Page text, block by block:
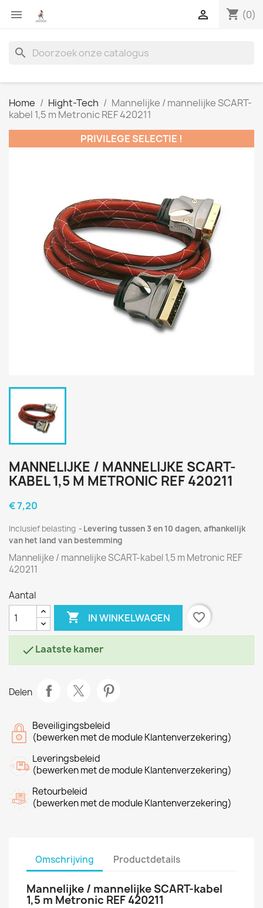
 shopping_cart (0)

search
Home Hight-Tech
Mannelijke / mannelijke SCART-
kabel 1,5 m Metronic REF 420211
PRIVILEGE SELECTIE !
MANNELIJKE / MANNELIJKE SCART-
KABEL 1,5 M METRONIC REF 420211
€ 7,20
Inclusief belasting
Levering tussen 3 en 10 dagen, afhankelijk
van het land van bestemming
Mannelijke / mannelijke SCART-kabel 1,5 m Metronic REF
420211
Aantal
 IN WINKELWAGEN favorite_border
Laatste kamer
Delen
Beveiligingsbeleid
(bewerken met de module Klantenverzekering)
Leveringsbeleid
(bewerken met de module Klantenverzekering)
Retourbeleid
(bewerken met de module Klantenverzekering)
Omschrijving Productdetails
Mannelijke / mannelijke SCART-kabel
1,5 m Metronic REF 420211